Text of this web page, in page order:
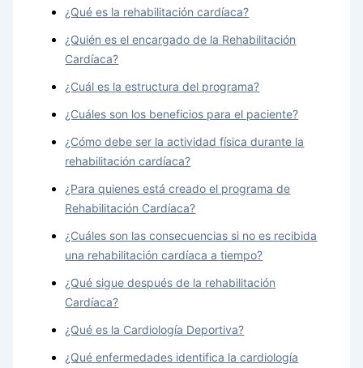
¿Qué es la rehabilitación cardíaca?
¿Quién es el encargado de la Rehabilitación
Cardíaca?
¿Cuál es la estructura del programa?
¿Cuáles son los beneficios para el paciente?
¿Cómo debe ser la actividad física durante la
rehabilitación cardíaca?
¿Para quienes está creado el programa de
Rehabilitación Cardíaca?
¿Cuáles son las consecuencias si no es recibida
una rehabilitación cardíaca a tiempo?
¿Qué sigue después de la rehabilitación
Cardíaca?
¿Qué es la Cardiología Deportiva?
¿Qué enfermedades identifica la cardiología